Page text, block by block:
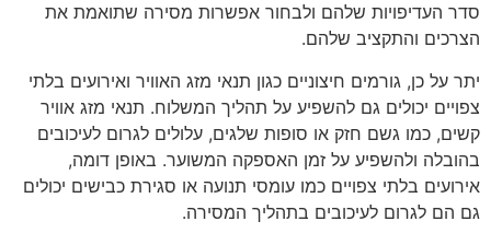
סדר העדיפויות שלהם ולבחור אפשרות מסירה שתואמת את
הצרכים והתקציב שלהם.
יתר על כן, גורמים חיצוניים כגון תנאי מזג האוויר ואירועים בלתי
צפויים יכולים גם להשפיע על תהליך המשלוח. תנאי מזג אוויר
קשים, כמו גשם חזק או סופות שלגים, עלולים לגרום לעיכובים
בהובלה ולהשפיע על זמן האספקה המשוער. באופן דומה,
אירועים בלתי צפויים כמו עומסי תנועה או סגירת כבישים יכולים
גם הם לגרום לעיכובים בתהליך המסירה.